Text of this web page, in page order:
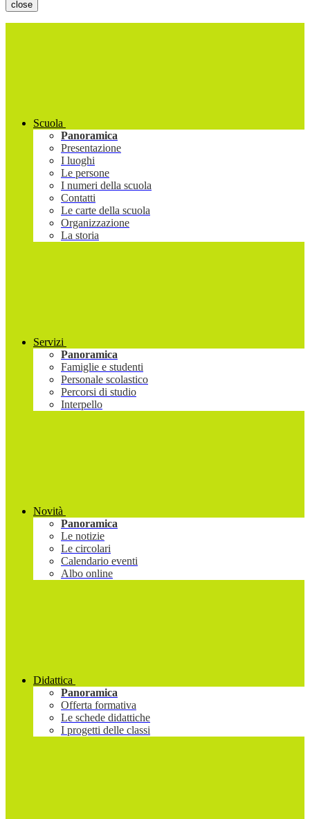
close
Scuola
Panoramica
Presentazione
I luoghi
Le persone
I numeri della scuola
Contatti
Le carte della scuola
Organizzazione
La storia
Servizi
Panoramica
Famiglie e studenti
Personale scolastico
Percorsi di studio
Interpello
Novità
Panoramica
Le notizie
Le circolari
Calendario eventi
Albo online
Didattica
Panoramica
Offerta formativa
Le schede didattiche
I progetti delle classi